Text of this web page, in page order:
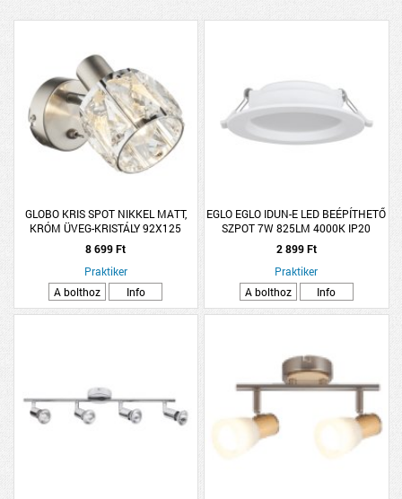
GLOBO KRIS SPOT NIKKEL MATT,
KRÓM ÜVEG-KRISTÁLY 92X125
1XE14 40W
8 699 Ft
Praktiker
A bolthoz
Info
EGLO EGLO IDUN-E LED BEÉPÍTHETŐ
SZPOT 7W 825LM 4000K IP20
11,7CM FEHÉR
2 899 Ft
Praktiker
A bolthoz
Info